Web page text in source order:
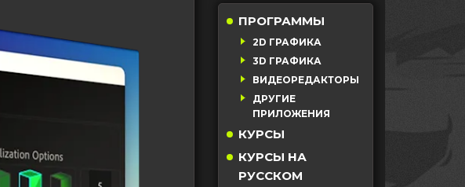
ПРОГРАММЫ
2D ГРАФИКА
3D ГРАФИКА
ВИДЕОРЕДАКТОРЫ
ДРУГИЕ
ПРИЛОЖЕНИЯ
КУРСЫ
КУРСЫ НА
РУССКОМ